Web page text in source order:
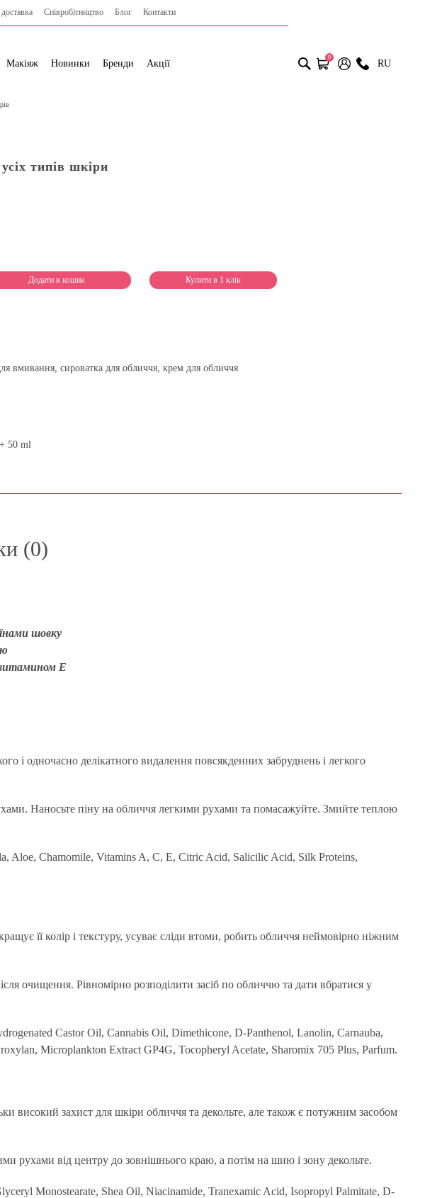
Cпівробітництво Блог Контакти
Макіяж Новинки Бренди Акції
0
RU
типів шкіри
Додати в кошик Купити в 1 клік
вмивання, сироватка для обличчя, крем для обличчя
50 ml
(0)
шовку
E
і одночасно делікатного видалення повсякденних забруднень і легкого
Наносьте піну на обличчя легкими рухами та помасажуйте. Змийте теплою
Aloe, Chamomile, Vitamins A, C, E, Citric Acid, Salicilic Acid, Silk Proteins,
її колір і текстуру, усуває сліди втоми, робить обличчя неймовірно ніжним
очищення. Рівномірно розподілити засіб по обличчю та дати вбратися у
Castor Oil, Cannabis Oil, Dimethicone, D-Panthenol, Lanolin, Carnauba,
Microplankton Extract GP4G, Tocopheryl Acetate, Sharomix 705 Plus, Parfum.
високий захист для шкіри обличчя та декольте, але також є потужним засобом
рухами від центру до зовнішнього краю, а потім на шию і зону декольте.
Monostearate, Shea Oil, Niacinamide, Tranexamic Acid, Isopropyl Palmitate, D-